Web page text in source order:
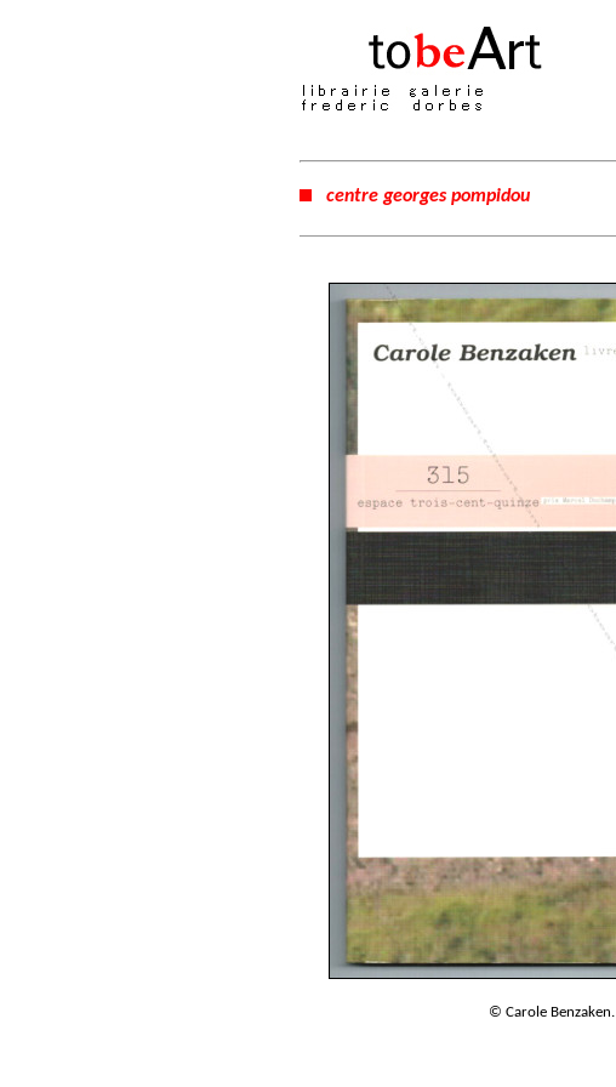
centre georges pompidou
© Carole Benzaken.